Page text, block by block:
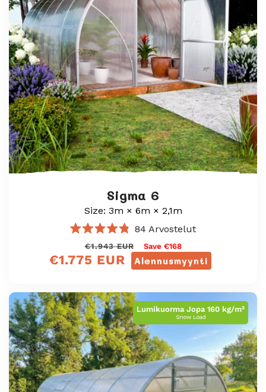
Sigma 6
Size: 3m × 6m × 2,1m
4.8
/
5
84 Arvostelut
Normaali
hinta
€1.943 EUR Save €168
Alennusmyynti
Myyntihinta
€1.775 EUR
Lumikuorma Jopa 160 kg/m²
Snow Load